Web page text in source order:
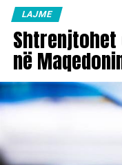
LAJME
Shtrenjtohet
në